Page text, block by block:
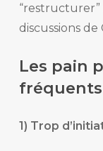
discussions de
Les pain
fréquents
1) Trop